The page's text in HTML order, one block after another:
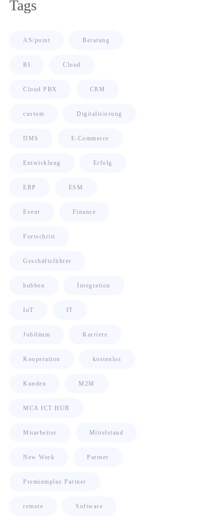
Tags
AS/point Beratung
BI Cloud
Cloud PBX CRM
custom Digitalisierung
DMS E-Commerce
Entwicklung Erfolg
ERP ESM
Event Finance
Fortschritt
Geschäftsführer
hubben Integration
IoT IT
Jubiläum Karriere
Kooperation kostenlos
Kunden M2M
MCA ICT HUB
Mitarbeiter Mittelstand
New Work Partner
Premiumplus Partner
remote Software